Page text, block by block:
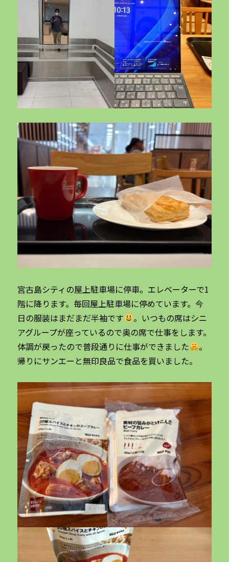
宮古島シティの屋上駐車場に停車。エレベーターで1
階に降ります。毎回屋上駐車場に停めています。今
日の服装はまだまだ半袖です
。いつもの席はシニ
アグループが座っているので奥の席で仕事をします。
体調が戻ったので普段通りに仕事ができました
。
帰りにサンエーと無印良品で食品を買いました。